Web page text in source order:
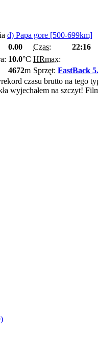
d) Papa gore [500-699km]
0.00 Czas: 22:16
10.0°C HRmax:
4672m Sprzęt: FastBack
czasu brutto na tego
wyjechałem na szczyt!